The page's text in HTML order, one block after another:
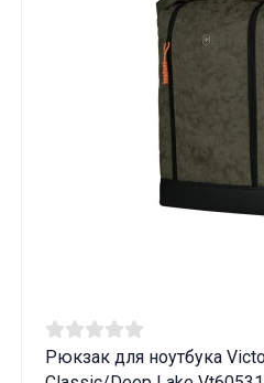
Рюкзак для ноутбука